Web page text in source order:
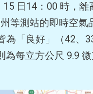
15 日14：00 時，離
等測站的即時空氣
為「良好」（42、
為每立方公尺 9.9